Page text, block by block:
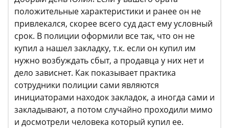
положительные характеристики и ранее он не
привлекался, скорее всего суд даст ему условный
срок. В полиции оформили все так, что он не
купил а нашел закладку, т.к. если он купил им
нужно возбуждать сбыт, а продавца у них нет и
дело зависнет. Как показывает практика
сотрудники полиции сами являются
инициаторами находок закладок, а иногда сами и
закладывают, а потом случайно проходили мимо
и досмотрели человека который купил ее.